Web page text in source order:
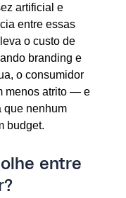
artificial e
entre essas
o custo de
branding e
o consumidor
menos atrito — e
que nenhum
budget.
entre